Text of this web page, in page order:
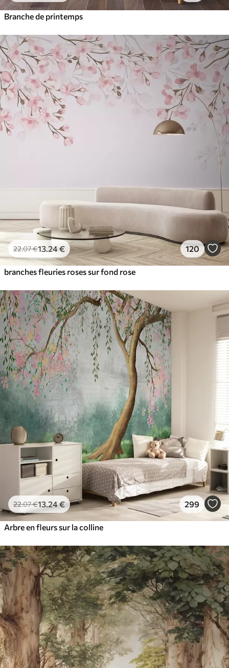
Branche de printemps
22.07€13 .24€ 120
branches fleuries roses sur fond rose
22.07€13 .24€ 299
Arbre en fleurs sur la colline